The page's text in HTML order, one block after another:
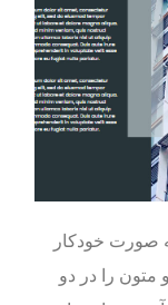
صورت خودکار
را در دو